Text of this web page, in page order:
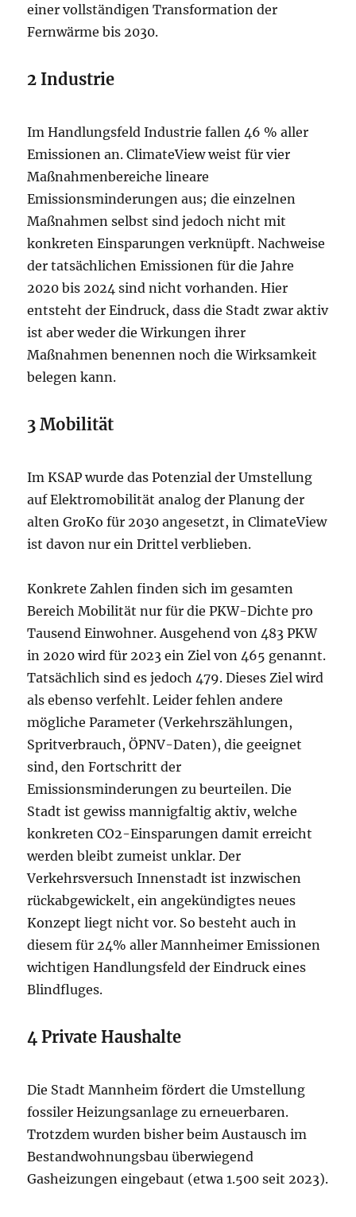
einer vollständigen Transformation der
Fernwärme bis 2030.
2 Industrie
Im Handlungsfeld Industrie fallen 46 % aller
Emissionen an. ClimateView weist für vier
Maßnahmenbereiche lineare
Emissionsminderungen aus; die einzelnen
Maßnahmen selbst sind jedoch nicht mit
konkreten Einsparungen verknüpft. Nachweise
der tatsächlichen Emissionen für die Jahre
2020 bis 2024 sind nicht vorhanden. Hier
entsteht der Eindruck, dass die Stadt zwar aktiv
ist aber weder die Wirkungen ihrer
Maßnahmen benennen noch die Wirksamkeit
belegen kann.
3 Mobilität
Im KSAP wurde das Potenzial der Umstellung
auf Elektromobilität analog der Planung der
alten GroKo für 2030 angesetzt, in ClimateView
ist davon nur ein Drittel verblieben.
Konkrete Zahlen finden sich im gesamten
Bereich Mobilität nur für die PKW-Dichte pro
Tausend Einwohner. Ausgehend von 483 PKW
in 2020 wird für 2023 ein Ziel von 465 genannt.
Tatsächlich sind es jedoch 479. Dieses Ziel wird
als ebenso verfehlt. Leider fehlen andere
mögliche Parameter (Verkehrszählungen,
Spritverbrauch, ÖPNV-Daten), die geeignet
sind, den Fortschritt der
Emissionsminderungen zu beurteilen. Die
Stadt ist gewiss mannigfaltig aktiv, welche
konkreten CO2-Einsparungen damit erreicht
werden bleibt zumeist unklar. Der
Verkehrsversuch Innenstadt ist inzwischen
rückabgewickelt, ein angekündigtes neues
Konzept liegt nicht vor. So besteht auch in
diesem für 24% aller Mannheimer Emissionen
wichtigen Handlungsfeld der Eindruck eines
Blindfluges.
4 Private Haushalte
Die Stadt Mannheim fördert die Umstellung
fossiler Heizungsanlage zu erneuerbaren.
Trotzdem wurden bisher beim Austausch im
Bestandwohnungsbau überwiegend
Gasheizungen eingebaut (etwa 1.500 seit 2023).